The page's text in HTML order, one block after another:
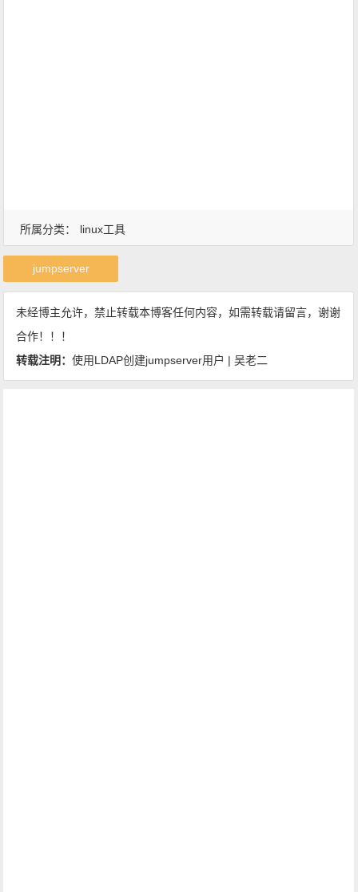
所属分类： linux工具
jumpserver
未经博主允许，禁止转载本博客任何内容，如需转载请留言，谢谢
合作！！！
转载注明：使用LDAP创建jumpserver用户 | 吴老二